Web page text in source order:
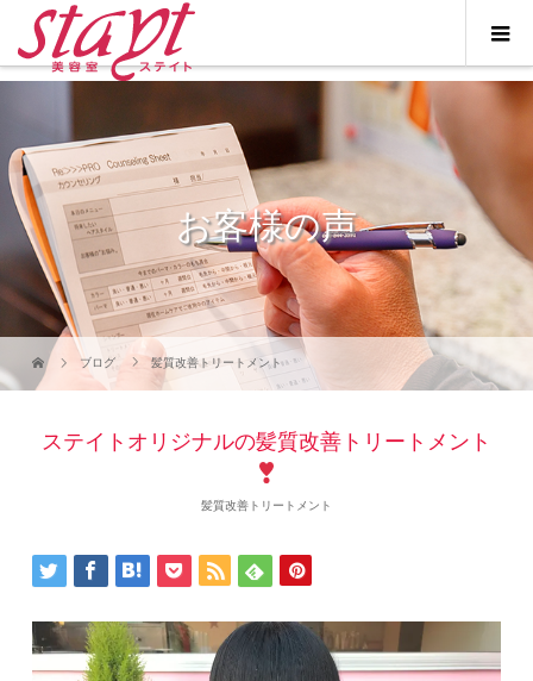
お客様の声
ブログ 髪質改善トリートメント
ステイトオリジナルの髪質改善トリートメント
髪質改善トリートメント